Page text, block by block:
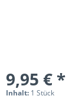
9,95 € *
Inhalt: 1 Stück